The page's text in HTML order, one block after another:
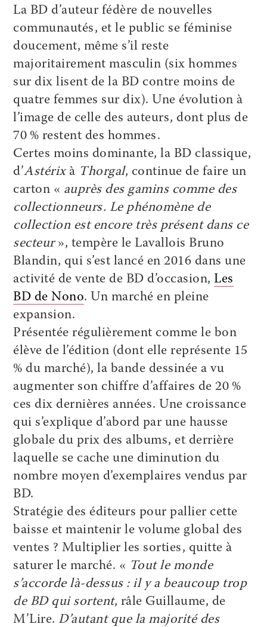
La BD d’auteur fédère de nouvelles
communautés, et le public se féminise
doucement, même s’il reste
majoritairement masculin (six hommes
sur dix lisent de la BD contre moins de
quatre femmes sur dix). Une évolution à
l’image de celle des auteurs, dont plus de
70 % restent des hommes.
Certes moins dominante, la BD classique,
d’Astérixà ­Thorgal, continue de faire un
carton « auprès des gamins comme des
collectionneurs. Le phénomène de
collection est encore très présent dans ce
secteur», tempère le Lavallois Bruno
Blandin, qui s’est lancé en 2016 dans une
activité de vente de BD d’occasion,Les
BD de Nono. Un marché en pleine
expansion.
Présentée régulièrement comme le bon
élève de l’édition (dont elle représente 15
% du marché), la bande dessinée a vu
augmenter son chiffre d’affaires de 20 %
ces dix dernières années. Une croissance
qui s’explique d’abord par une hausse
globale du prix des albums, et derrière
laquelle se cache une diminution du
nombre moyen d’exemplaires vendus par
BD.
Stratégie des éditeurs pour pallier cette
baisse et maintenir le volume global des
ventes ? Multiplier les sorties, quitte à
saturer le marché. « Tout le monde
s’accorde là-dessus : il y a beaucoup trop
de BD qui sortent, râle Guillaume, de
M’Lire. D’autant que la majorité des